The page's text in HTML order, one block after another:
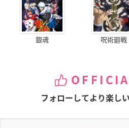
銀魂 呪術廻戦
フォローしてより楽し